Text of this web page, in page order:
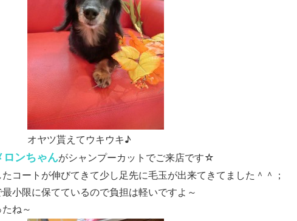
オヤツ貰えてウキウキ♪
ロンちゃんがシャンプーカットでご来店です☆
コートが伸びてきて少し足先に毛玉が出来てきてました＾＾；
小限に保てているので負担は軽いですよ～
ね～